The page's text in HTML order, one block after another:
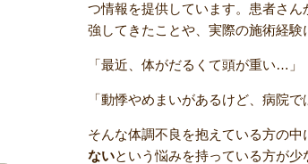
つ情報を提供しています。患者さ
強してきたことや、実際の施術経験
「最近、体がだるくて頭が重い…」
「動悸やめまいがあるけど、病院で
そんな体調不良を抱えている方の中
ないという悩みを持っている方が少